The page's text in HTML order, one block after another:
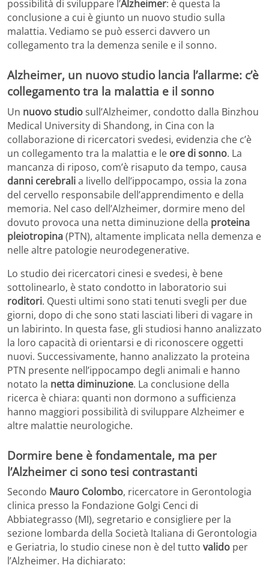
possibilità di sviluppare l’Alzheimer: è questa la
conclusione a cui è giunto un nuovo studio sulla
malattia. Vediamo se può esserci davvero un
collegamento tra la demenza senile e il sonno.
Alzheimer, un nuovo studio lancia l’allarme: c’è
collegamento tra la malattia e il sonno
Un nuovo studiosull’Alzheimer, condotto dalla Binzhou
Medical University di Shandong, in Cina con la
collaborazione di ricercatori svedesi, evidenzia che c’è
un collegamento tra la malattia e le ore di sonno. La
mancanza di riposo, com’è risaputo da tempo, causa
danni cerebralia livello dell’ippocampo, ossia la zona
del cervello responsabile dell’apprendimento e della
memoria. Nel caso dell’Alzheimer, dormire meno del
dovuto provoca una netta diminuzione della proteina
pleiotropina(PTN), altamente implicata nella demenza e
nelle altre patologie neurodegenerative.
Lo studio dei ricercatori cinesi e svedesi, è bene
sottolinearlo, è stato condotto in laboratorio sui
roditori. Questi ultimi sono stati tenuti svegli per due
giorni, dopo di che sono stati lasciati liberi di vagare in
un labirinto. In questa fase, gli studiosi hanno analizzato
la loro capacità di orientarsi e di riconoscere oggetti
nuovi. Successivamente, hanno analizzato la proteina
PTN presente nell’ippocampo degli animali e hanno
notato la netta diminuzione. La conclusione della
ricerca è chiara: quanti non dormono a sufficienza
hanno maggiori possibilità di sviluppare Alzheimer e
altre malattie neurologiche.
Dormire bene è fondamentale, ma per
l’Alzheimer ci sono tesi contrastanti
Secondo Mauro Colombo, ricercatore in Gerontologia
clinica presso la Fondazione Golgi Cenci di
Abbiategrasso (MI), segretario e consigliere per la
sezione lombarda della Società Italiana di Gerontologia
e Geriatria, lo studio cinese non è del tutto valido per
l’Alzheimer. Ha dichiarato: